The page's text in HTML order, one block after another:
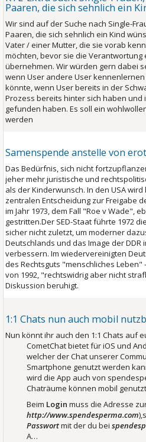
Paaren, die sich sehnlich ein
Wir sind auf der Suche nach Single-
Paaren, die sich sehnlich ein Kind
Vater / einer Mutter, die sie vorab
möchten, bevor sie die
übernehmen. Wir würden gern dabei
wenn User andere User
könnte, wenn User bereits in der
Prozess bereits hinter sich haben und
gefunden haben. Es soll ein
werden
Samen­spende anstelle von
Das Bedürfnis, sich nicht
jeher mehr juristische und
als der Kinderwunsch. In den USA
zentralen Entscheidung zur Freigabe
im Jahr 1973, dem Fall "Roe v Wade",
gestritten.Der SED-Staat führte 1972
sicher nicht zuletzt, um moderner
Deutschlands und das Image der
verbessern. Im wiedervereinigten
des Rechtsguts "menschliches Leben"
von 1992, "rechtswidrig aber nicht
Diskussion beruhigt.
1:1 Chats nun auch mobil
Nun könnt ihr auch den 1:1 Chats auf
CometChat bietet für iOS und
welcher der Chat unserer
Smartphone genutzt werden
wird die App auch von
Chaträume können mobil
Beim Login muss die Adresse
http://www.spendesperma.com
Passwortmit der du bei
A…